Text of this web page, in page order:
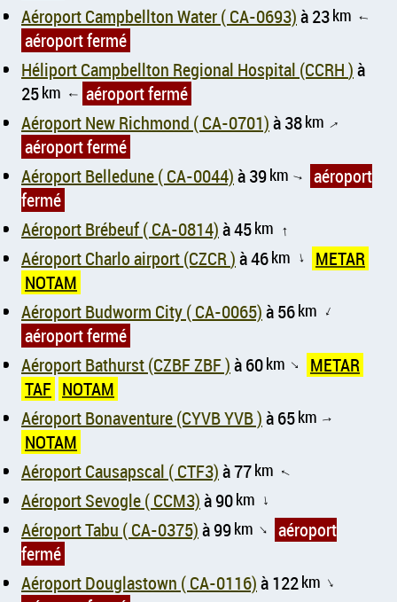
Aéroport Campbellton Water ( CA-0693)à 23km ↑
aéroport fermé
Héliport Campbellton Regional Hospital (CCRH )à
25km ↑
aéroport fermé
Aéroport New Richmond ( CA-0701)à 38km ↑
aéroport fermé
Aéroport Belledune ( CA-0044)à 39km ↑
aéroport
fermé
Aéroport Brébeuf ( CA-0814)à 45km ↑
Aéroport Charlo airport (CZCR )à 46km ↑
METAR
NOTAM
Aéroport Budworm City ( CA-0065)à 56km ↑
aéroport fermé
Aéroport Bathurst (CZBF ZBF )à 60km ↑
METAR
TAF NOTAM
Aéroport Bonaventure (CYVB YVB )à 65km ↑
NOTAM
Aéroport Causapscal ( CTF3)à 77km ↑
Aéroport Sevogle ( CCM3)à 90km ↑
Aéroport Tabu ( CA-0375)à 99km ↑
aéroport
fermé
Aéroport Douglastown ( CA-0116)à 122km ↑